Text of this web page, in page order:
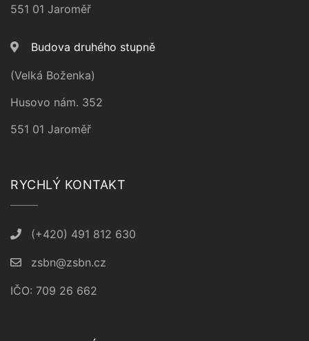
551 01 Jaroměř
Budova druhého stupně
(Velká Boženka)
Husovo nám. 352
551 01 Jaroměř
RYCHLÝ KONTAKT
(+420) 491 812 630
zsbn@zsbn.cz
IČO: 709 26 662